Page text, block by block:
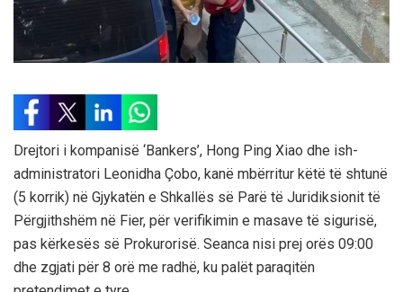
Drejtori i kompanisë ‘Bankers’, Hong Ping Xiao dhe ish-
administratori Leonidha Çobo, kanë mbërritur këtë të shtunë
(5 korrik) në Gjykatën e Shkallës së Parë të Juridiksionit të
Përgjithshëm në Fier, për verifikimin e masave të sigurisë,
pas kërkesës së Prokurorisë. Seanca nisi prej orës 09:00
dhe zgjati për 8 orë me radhë, ku palët paraqitën